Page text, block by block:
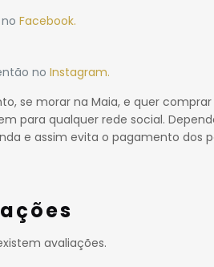
noFacebook.
noInstagram.
se morar na Maia, e quer comprar
para qualquer rede social.
e assim evita o pagamento dos
avaliações.